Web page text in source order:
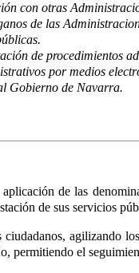
con otras
de las
de procedimientos
por medios
Gobierno de Navarra.
de las
de sus servicios
agilizando
permitiendo el